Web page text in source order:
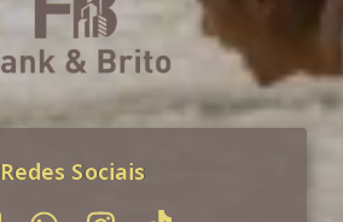
Redes Sociais